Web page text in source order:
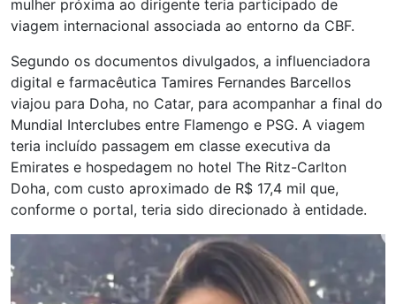
mulher próxima ao dirigente teria participado de
viagem internacional associada ao entorno da CBF.
Segundo os documentos divulgados, a influenciadora
digital e farmacêutica Tamires Fernandes Barcellos
viajou para Doha, no Catar, para acompanhar a final do
Mundial Interclubes entre Flamengo e PSG. A viagem
teria incluído passagem em classe executiva da
Emirates e hospedagem no hotel The Ritz-Carlton
Doha, com custo aproximado de R$ 17,4 mil que,
conforme o portal, teria sido direcionado à entidade.